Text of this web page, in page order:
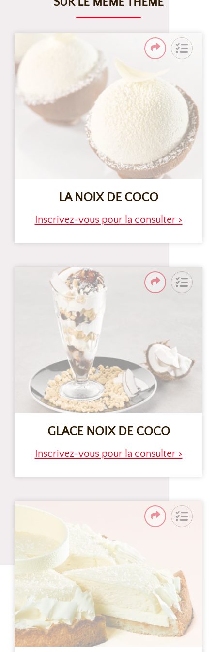
SUR LE MÊME THÈME
LA NOIX DE COCO
Inscrivez-vous pour la consulter >
GLACE NOIX DE COCO
Inscrivez-vous pour la consulter >